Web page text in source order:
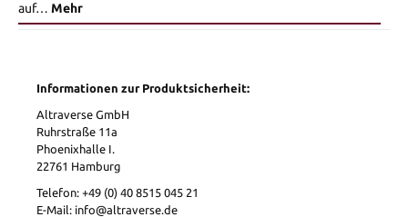
auf… Mehr
Informationen zur Produktsicherheit:
Altraverse GmbH
Ruhrstraße 11a
Phoenixhalle I.
22761 Hamburg
Telefon: +49 (0) 40 8515 045 21
E-Mail: info@altraverse.de